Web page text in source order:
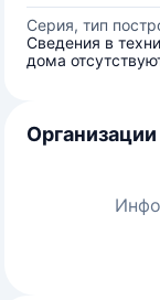
Серия, тип
Сведения в
дома